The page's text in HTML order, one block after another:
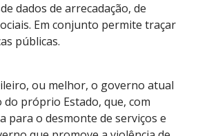
dados de arrecadação, de
Em conjunto permite traçar
públicas.
ou melhor, o governo atual
do próprio Estado, que, com
para o desmonte de serviços e